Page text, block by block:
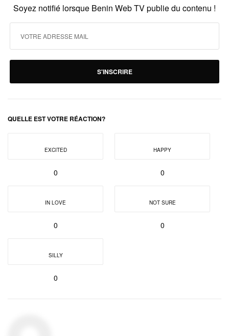
Soyez notifié lorsque Benin Web TV publie du contenu !
S'INSCRIRE
QUELLE EST VOTRE RÉACTION?
EXCITED
0
HAPPY
0
IN LOVE
0
NOT SURE
0
SILLY
0